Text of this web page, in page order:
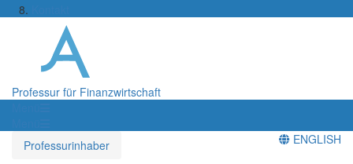
Professur für Finanzwirtschaft
Professurinhaber
ENGLISH